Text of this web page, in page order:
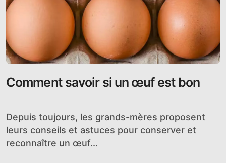
Comment savoir si un œuf est bon
Depuis toujours, les grands-mères proposent
leurs conseils et astuces pour conserver et
reconnaître un œuf...